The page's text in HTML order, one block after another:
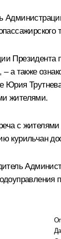
Президента
– а также
Юрия
жителями.
с
курильчан